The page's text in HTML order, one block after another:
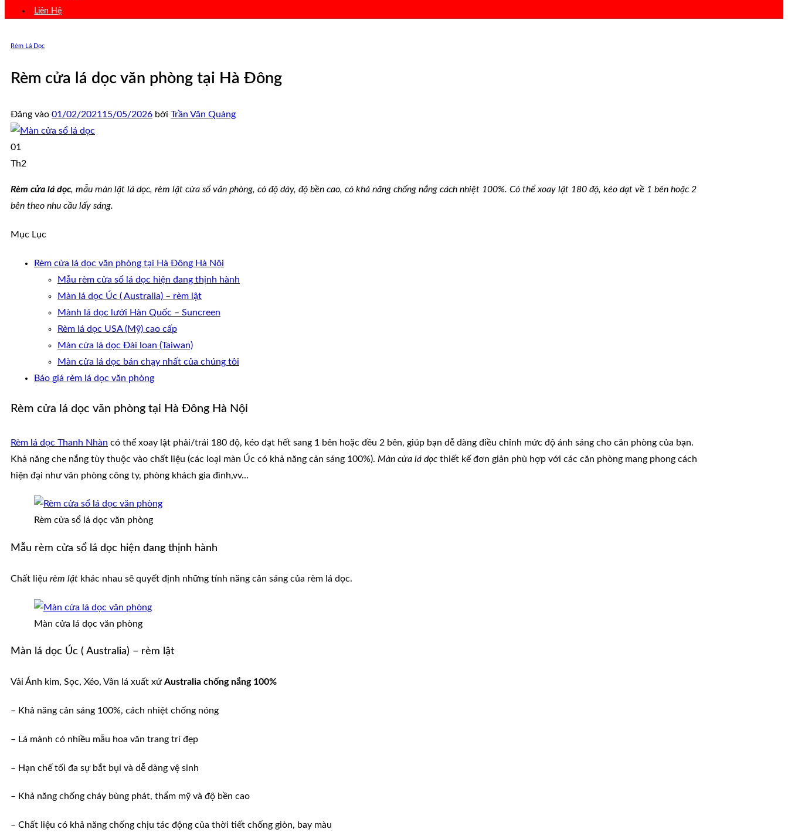
Liên Hệ
Rèm Lá Dọc
Rèm cửa lá dọc văn phòng tại Hà Đông
Đăng vào 01/02/2021 15/05/2026 bởi Trần Văn Quảng
01
Th2
Rèm cửa lá dọc, mẫu màn lật lá dọc, rèm lật cửa sổ văn phòng, có độ dày, độ bền cao, có khả năng chống nắng cách nhiệt 100%. Có thể xoay lật 180 độ, kéo dạt về 1 bên hoặc 2
bên theo nhu cầu lấy sáng.
Mục Lục
Rèm cửa lá dọc văn phòng tại Hà Đông Hà Nội
Mẫu rèm cửa sổ lá dọc hiện đang thịnh hành
Màn lá dọc Úc ( Australia) – rèm lật
Mành lá dọc lưới Hàn Quốc – Suncreen
Rèm lá dọc USA (Mỹ) cao cấp
Màn cửa lá dọc Đài loan (Taiwan)
Màn cửa lá dọc bán chạy nhất của chúng tôi
Báo giá rèm lá dọc văn phòng
Rèm cửa lá dọc văn phòng tại Hà Đông Hà Nội
Rèm lá dọc Thanh Nhàn có thể xoay lật phải/trái 180 độ, kéo dạt hết sang 1 bên hoặc đều 2 bên, giúp bạn dễ dàng điều chỉnh mức độ ánh sáng cho căn phòng của bạn.
Khả năng che nắng tùy thuộc vào chất liệu (các loại màn Úc có khả năng cản sáng 100%). Màn cửa lá dọc thiết kế đơn giản phù hợp với các căn phòng mang phong cách
hiện đại như văn phòng công ty, phòng khách gia đình,vv…
Rèm cửa sổ lá dọc văn phòng
Mẫu rèm cửa sổ lá dọc hiện đang thịnh hành
Chất liệu rèm lật khác nhau sẽ quyết định những tính năng cản sáng của rèm lá dọc.
Màn cửa lá dọc văn phòng
Màn lá dọc Úc ( Australia) – rèm lật
Vải Ánh kim, Sọc, Xéo, Vân lá xuất xứAustralia chống nắng 100%
– Khả năng cản sáng 100%, cách nhiệt chống nóng
– Lá mành có nhiều mẫu hoa văn trang trí đẹp
– Hạn chế tối đa sự bắt bụi và dễ dàng vệ sinh
– Khả năng chống cháy bùng phát, thẩm mỹ và độ bền cao
– Chất liệu có khả năng chống chịu tác động của thời tiết chống giòn, bay màu